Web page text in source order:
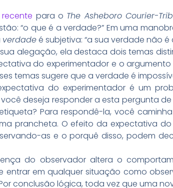
para o The Asheboro Courier-
“o que é a verdade?” Em uma
verdadeé subjetiva: “a sua verdade não
alegação, ela destaca dois temas
do experimentador e o
temas sugere que a verdade é
do experimentador é um
deseja responder a esta pergunta
Para respondê-la, você
prancheta. O efeito da expectativa
as e o porquê disso, podem
do observador altera o
entrar em qualquer situação como
conclusão lógica, toda vez que uma